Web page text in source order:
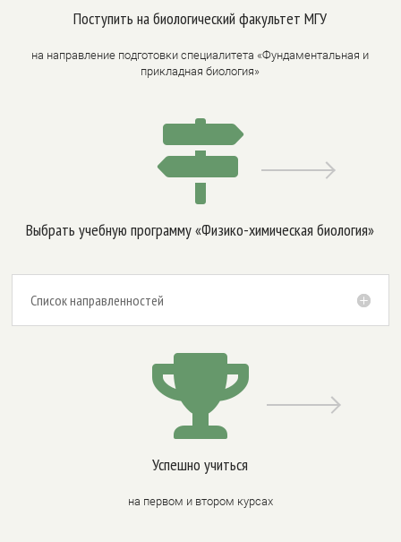
Поступить на биологический факультет МГУ
на направление подготовки специалитета «Фундаментальная и
прикладная биология»

Выбрать учебную программу «Физико-химическая биология»
Список направленностей

Успешно учиться
на первом и втором курсах